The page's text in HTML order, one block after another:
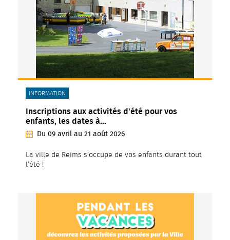
Inscriptions aux activités d'été pour vos
enfants, les dates à…
Du 09 avril au 21 août 2026
La ville de Reims s’occupe de vos enfants durant tout
l’été !
CATÉGORIE(S) :
INFORMATION